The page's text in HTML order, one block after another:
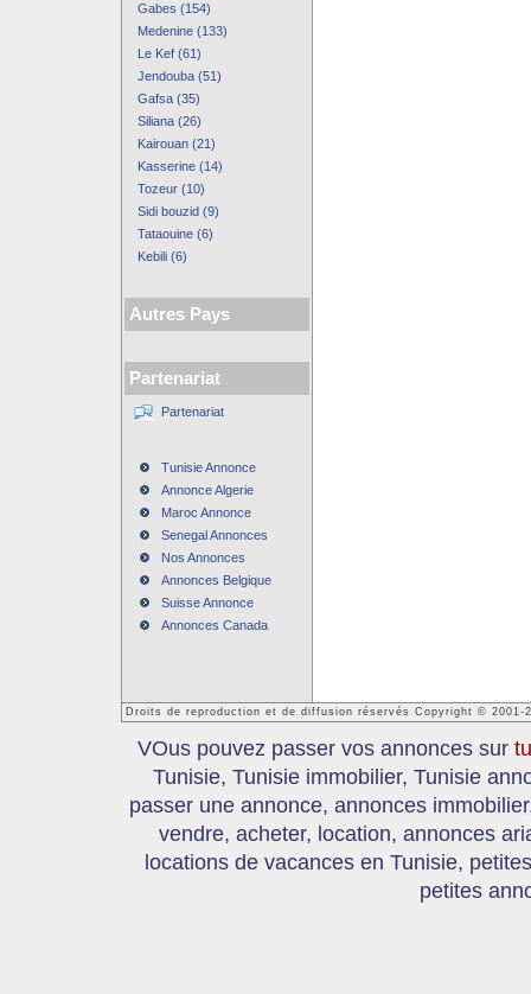
Gabes (154)
Medenine (133)
Le Kef (61)
Jendouba (51)
Gafsa (35)
Siliana (26)
Kairouan (21)
Kasserine (14)
Tozeur (10)
Sidi bouzid (9)
Tataouine (6)
Kebili (6)
Autres Pays
Partenariat
Partenariat
Tunisie Annonce
Annonce Algerie
Maroc Annonce
Senegal Annonces
Nos Annonces
Annonces Belgique
Suisse Annonce
Annonces Canada
Droits de reproduction et de diffusion réservés Copyright © 2001-
VOus pouvez passer vos annonces sur
Tunisie, Tunisie immobilier, Tunisie
passer une annonce, annonces
vendre, acheter, location, annonces
locations de vacances en Tunisie,
petites